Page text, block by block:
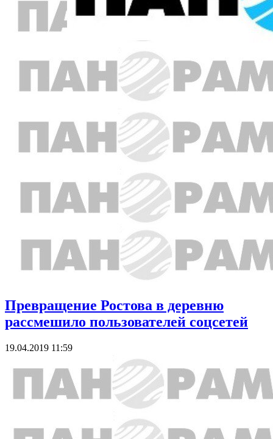
Превращение Ростова в деревню
рассмешило пользователей соцсетей
19.04.2019 11:59